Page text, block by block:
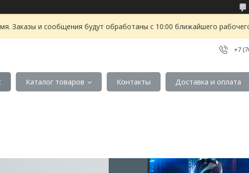
Заказы и сообщения будут обработаны с 10:00 ближайшего
+7
Каталог товаров Контакты Доставка и оплата